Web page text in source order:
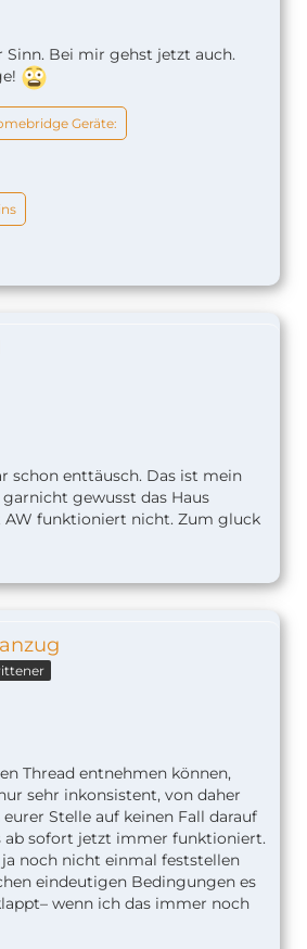
Sinn. Bei mir gehst jetzt auch.
Geräte:
schon enttäusch. Das ist mein
garnicht gewusst das Haus
funktioniert nicht. Zum gluck
Thread entnehmen können,
sehr inkonsistent, von daher
Stelle auf keinen Fall darauf
ab sofort jetzt immer funktioniert.
noch nicht einmal feststellen
eindeutigen Bedingungen es
wenn ich das immer noch